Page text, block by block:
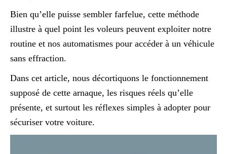
Bien qu’elle puisse sembler farfelue, cette méthode
illustre à quel point les voleurs peuvent exploiter notre
routine et nos automatismes pour accéder à un véhicule
sans effraction.
Dans cet article, nous décortiquons le fonctionnement
supposé de cette arnaque, les risques réels qu’elle
présente, et surtout les réflexes simples à adopter pour
sécuriser votre voiture.